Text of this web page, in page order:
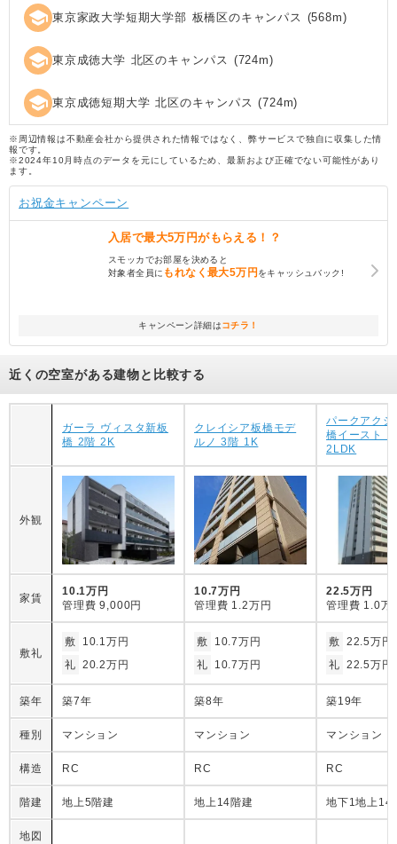
school 東京家政大学短期大学部 板橋区のキャンパス (568m)
school 東京成徳大学 北区のキャンパス (724m)
school 東京成徳短期大学 北区のキャンパス (724m)
※周辺情報は不動産会社から提供された情報ではなく、弊サービスで独自に収集した情
報です。
※2024年10月時点のデータを元にしているため、最新および正確でない可能性があり
ます。
お祝金キャンペーン
入居で最大5万円がもらえる！？
スモッカでお部屋を決めると
対象者全員に もれなく最大5万円 をキャッシュバック!
キャンペーン詳細はコチラ！
近くの空室がある建物と比較する
ガーラ ヴィスタ新板
橋 2階 2K
クレイシア板橋モデ
ルノ 3階 1K
パークアクシ
橋イースト
2LDK
外観
家賃
10.1万円
管理費 9,000円
10.7万円
管理費 1.2万円
22.5万円
管理費 1.0万
敷礼
敷
10.1万円
礼 20.2万円
敷
10.7万円
礼
10.7万円
敷 22.5万円
礼 22.5万円
築年 築7年 築8年 築19年
種別 マンション マンション マンション
構造 RC RC RC
階建 地上5階建 地上14階建 地下1地上14
地図